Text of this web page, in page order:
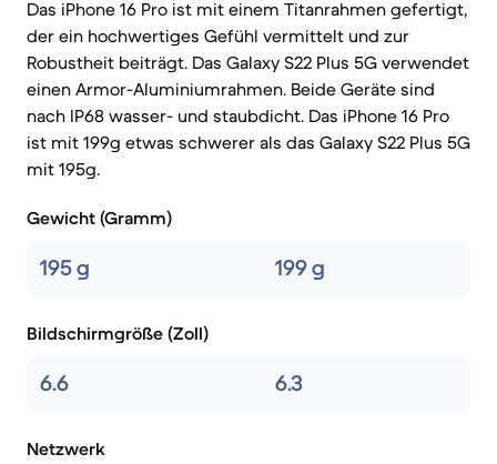
Das iPhone 16 Pro ist mit einem Titanrahmen gefertigt,
der ein hochwertiges Gefühl vermittelt und zur
Robustheit beiträgt. Das Galaxy S22 Plus 5G verwendet
einen Armor-Aluminiumrahmen. Beide Geräte sind
nach IP68 wasser- und staubdicht. Das iPhone 16 Pro
ist mit 199g etwas schwerer als das Galaxy S22 Plus 5G
mit 195g.
Gewicht (Gramm)
195 g 199 g
Bildschirmgröße (Zoll)
6.6 6.3
Netzwerk